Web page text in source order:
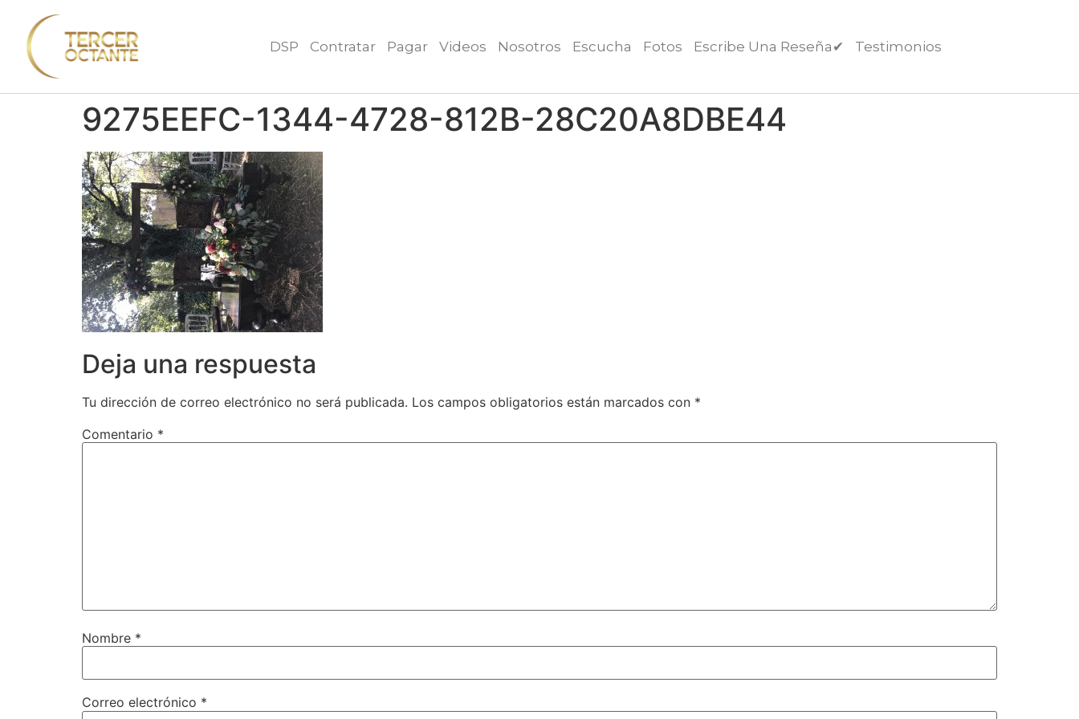
DSP Contratar Pagar Videos Nosotros Escucha Fotos Escribe Una Reseña✔︎ Testimonios
9275EEFC-1344-4728-812B-28C20A8DBE44
Deja una respuesta
Tu dirección de correo electrónico no será publicada. Los campos obligatorios están marcados con *
Comentario *
Nombre *
Correo electrónico *